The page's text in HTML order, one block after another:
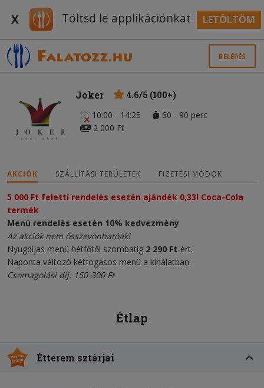
X Töltsd le applikációnkat LETÖLTÖM
BELÉPÉS
Joker
4.6/5 (100+)
10:00 - 14:25
60 - 90 perc
2 000 Ft
AKCIÓK SZÁLLÍTÁSI TERÜLETEK FIZETÉSI MÓDOK
5 000 Ft feletti rendelés esetén ajándék 0,33l Coca-Cola
termék
Menü rendelés esetén 10% kedvezmény
Az akciók nem összevonhatóak!
Nyugdíjas menü hétfőtől szombatig 2 290 Ft-ért.
Naponta változó kétfogásos menü a kínálatban.
Csomagolási díj: 150-300 Ft
Étlap
Étterem sztárjai